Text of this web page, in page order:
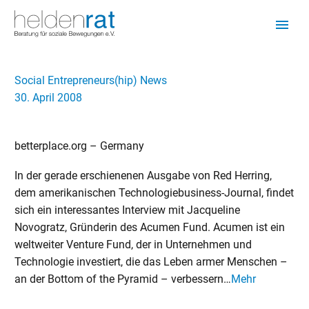
Social Entrepreneurs(hip) News
30. April 2008
betterplace.org – Germany
In der gerade erschienenen Ausgabe von Red Herring,
dem amerikanischen Technologiebusiness-Journal, findet
sich ein interessantes Interview mit Jacqueline
Novogratz, Gründerin des Acumen Fund. Acumen ist ein
weltweiter Venture Fund, der in Unternehmen und
Technologie investiert, die das Leben armer Menschen –
an der Bottom of the Pyramid – verbessern…Mehr